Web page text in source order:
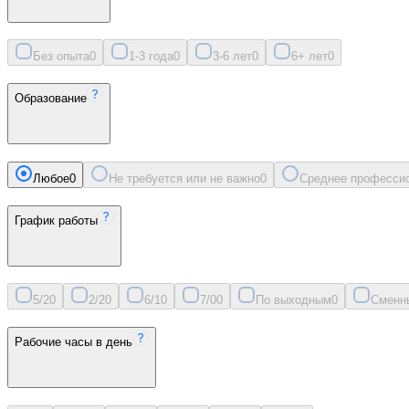
Без опыта0 1-3 года0 3-6 лет0 6+ лет0
Образование
Любое0 Не требуется или не важно0 Среднее
График работы
5/20 2/20 6/10 7/00 По выходным0
Рабочие часы в день